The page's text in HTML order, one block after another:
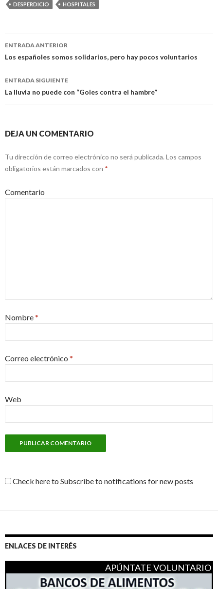
DESPERDICIO HOSPITALES
Navegación
de
entradas
ENTRADA ANTERIOR
Los españoles somos solidarios, pero hay pocos voluntarios
ENTRADA SIGUIENTE
La lluvia no puede con “Goles contra el hambre”
DEJA UN COMENTARIO
Tu dirección de correo electrónico no será publicada. Los campos
obligatorios están marcados con *
Comentario
Nombre*
Correo electrónico *
Web
Check here to Subscribe to notifications for new posts
ENLACES DE INTERÉS
APÚNTATE VOLUNTARIO